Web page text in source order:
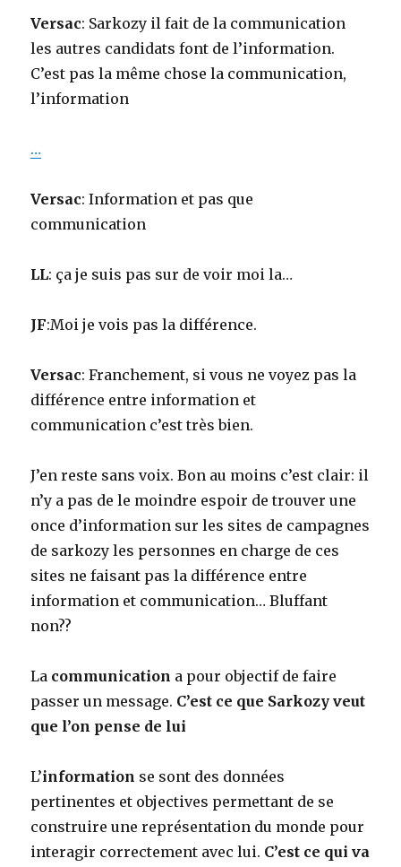
Versac: Sarkozy il fait de la communication
les autres candidats font de l’information.
C’est pas la même chose la communication,
l’information
…
Versac: Information et pas que
communication
LL: ça je suis pas sur de voir moi la…
JF:Moi je vois pas la différence.
Versac: Franchement, si vous ne voyez pas la
différence entre information et
communication c’est très bien.
J’en reste sans voix. Bon au moins c’est clair: il
n’y a pas de le moindre espoir de trouver une
once d’information sur les sites de campagnes
de sarkozy les personnes en charge de ces
sites ne faisant pas la différence entre
information et communication… Bluffant
non??
La communication a pour objectif de faire
passer un message. C’est ce que Sarkozy veut
que l’on pense de lui
L’information se sont des données
pertinentes et objectives permettant de se
construire une représentation du monde pour
interagir correctement avec lui. C’est ce qui va